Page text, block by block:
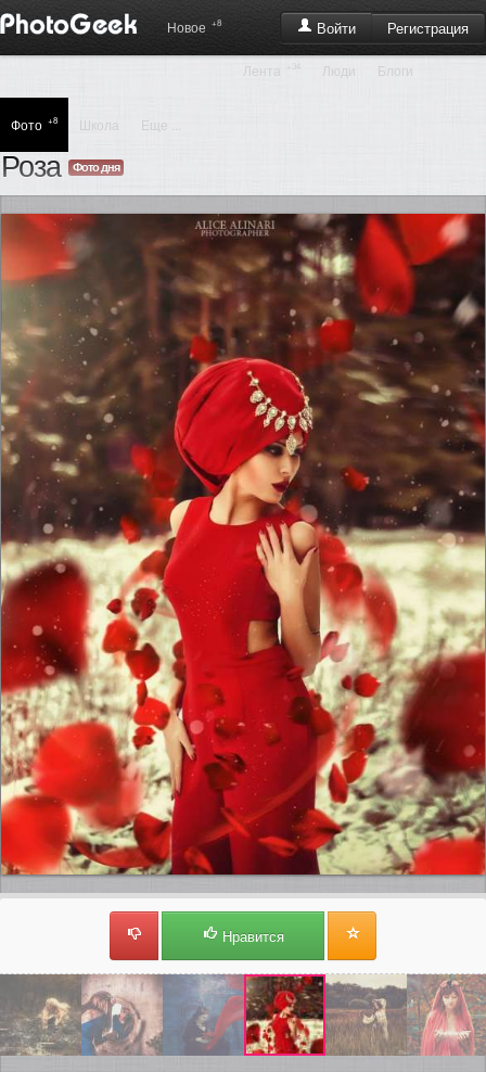
Войти Регистрация
Новое +8
Лента Люди Блоги
Фото +8 Школа Еще ...
Роза Фото дня
Нравится